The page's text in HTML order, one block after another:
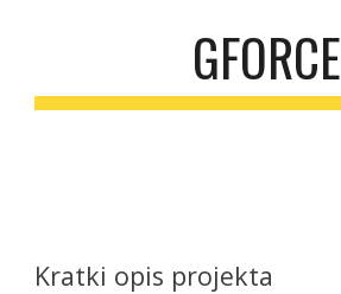
GFORCE
Kratki opis projekta